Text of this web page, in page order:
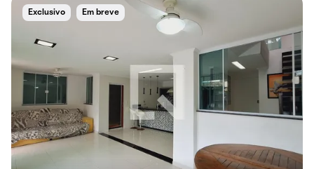
Exclusivo Em breve